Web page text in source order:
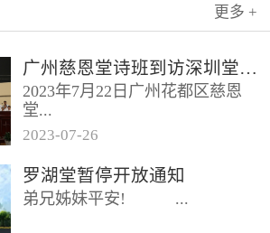
更多 +
广州慈恩堂诗班到访深圳堂、和平堂
2023年7月22日广州花都区慈恩
堂...
联合诗班在叶海莲牧师的带领
下，先后到访基督教和平堂、深
圳堂。 上午和平堂教...
2023-07-26
罗湖堂暂停开放通知
弟兄姊妹平安! ...